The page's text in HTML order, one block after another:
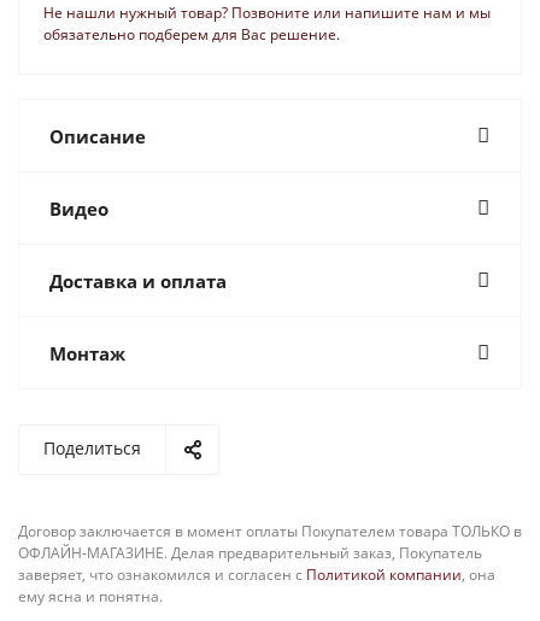
Не нашли нужный товар? Позвоните или напишите нам и мы
обязательно подберем для Вас решение.
Описание
Видео
Доставка и оплата
Монтаж
Поделиться
Договор заключается в момент оплаты Покупателем товара ТОЛЬКО в
ОФЛАЙН-МАГАЗИНЕ. Делая предварительный заказ, Покупатель
заверяет, что ознакомился и согласен с Политикой компании, она
ему ясна и понятна.